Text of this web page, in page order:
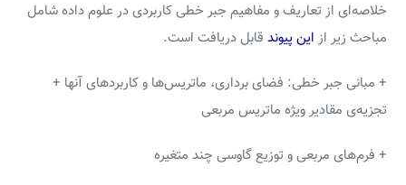
خلاصه‌ای از تعاریف و مفاهیم جبر خطی کاربردی در علوم داده شامل
مباحث زیر از این پیوندقابل دریافت است.
+ مبانی جبر خطی: فضای برداری، ماتریس‌ها و کاربردهای آنها +
تجزیه‌ی مقادیر ویژه ماتریس مربعی
+ فرم‌های مربعی و توزیع گاوسی چند متغیره